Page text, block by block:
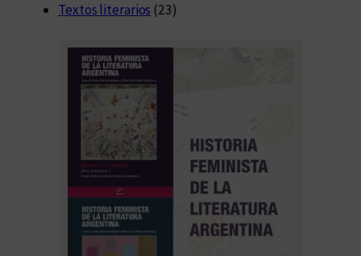
Textos literarios (23)